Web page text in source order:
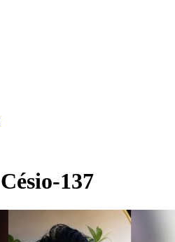
Césio-137